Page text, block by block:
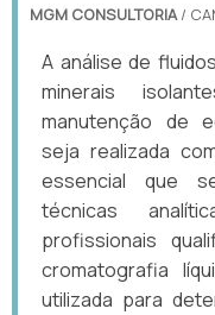
MGM CONSULTORIA/
A análise de
minerais
manutenção de
seja realizada
essencial que
técnicas
profissionais
cromatografia
utilizada para